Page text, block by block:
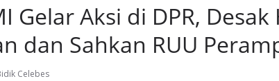
Gelar Aksi di DPR,
dan Sahkan RUU
Celebes